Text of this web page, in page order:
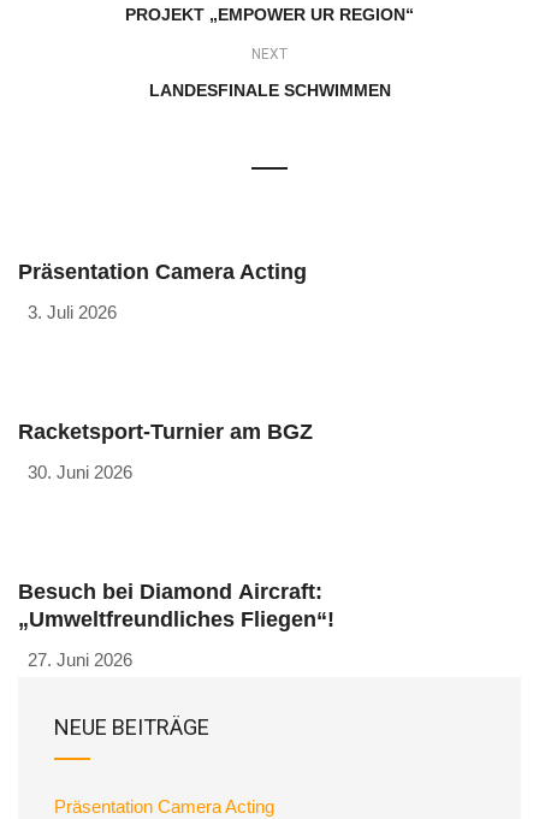
PROJEKT „EMPOWER UR REGION“
NEXT
LANDESFINALE SCHWIMMEN
Präsentation Camera Acting
3. Juli 2026
Racketsport-Turnier am BGZ
30. Juni 2026
Besuch bei Diamond Aircraft:
„Umweltfreundliches Fliegen“!
27. Juni 2026
NEUE BEITRÄGE
Präsentation Camera Acting